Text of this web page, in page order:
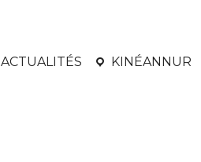
ACTUALITÉS KINÉANNUR